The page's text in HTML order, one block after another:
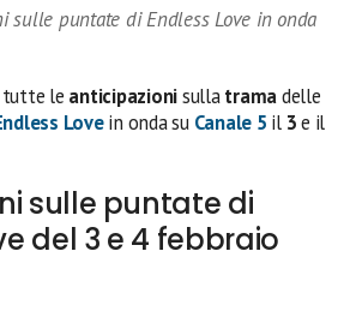
sulle puntate di Endless Love in onda
tutte le anticipazionisullatramadelle
Lovein onda su Canale 5 il 3e il
sulle puntate di
del 3 e 4 febbraio